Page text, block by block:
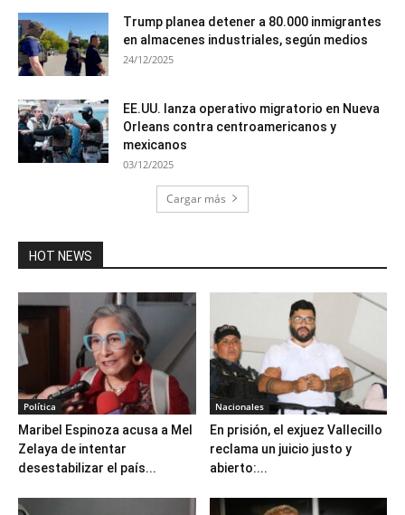
Trump planea detener a 80.000 inmigrantes
en almacenes industriales, según medios
24/12/2025
EE.UU. lanza operativo migratorio en Nueva
Orleans contra centroamericanos y
mexicanos
03/12/2025
Cargar más
HOT NEWS
Política
Maribel Espinoza acusa a Mel
Zelaya de intentar
desestabilizar el país...
Nacionales
En prisión, el exjuez Vallecillo
reclama un juicio justo y
abierto:...